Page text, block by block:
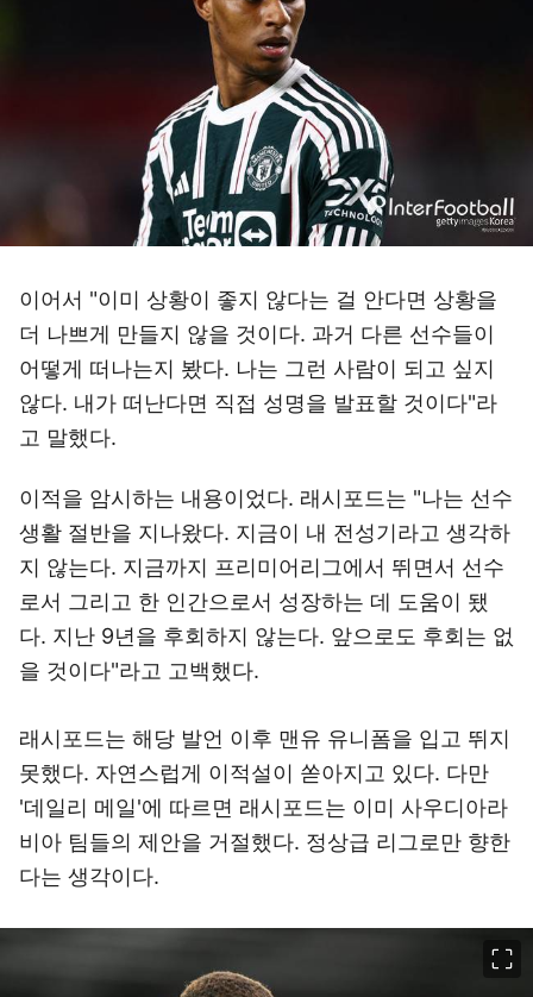
이어서 "이미 상황이 좋지 않다는 걸 안다면 상황을
더 나쁘게 만들지 않을 것이다. 과거 다른 선수들이
어떻게 떠나는지 봤다. 나는 그런 사람이 되고 싶지
않다. 내가 떠난다면 직접 성명을 발표할 것이다"라
고 말했다.
이적을 암시하는 내용이었다. 래시포드는 "나는 선수
생활 절반을 지나왔다. 지금이 내 전성기라고 생각하
지 않는다. 지금까지 프리미어리그에서 뛰면서 선수
로서 그리고 한 인간으로서 성장하는 데 도움이 됐
다. 지난 9년을 후회하지 않는다. 앞으로도 후회는 없
을 것이다"라고 고백했다.
래시포드는 해당 발언 이후 맨유 유니폼을 입고 뛰지
못했다. 자연스럽게 이적설이 쏟아지고 있다. 다만
'데일리 메일'에 따르면 래시포드는 이미 사우디아라
비아 팀들의 제안을 거절했다. 정상급 리그로만 향한
다는 생각이다.